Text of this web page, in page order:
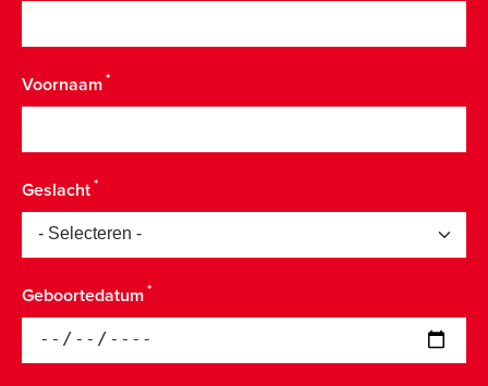
Voornaam
Geslacht
Geboortedatum